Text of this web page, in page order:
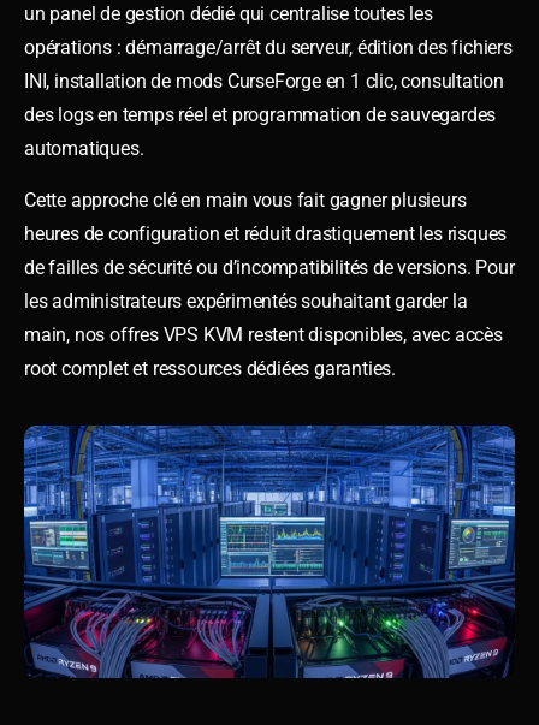
un panel de gestion dédié qui centralise toutes les
opérations : démarrage/arrêt du serveur, édition des fichiers
INI, installation de mods CurseForge en 1 clic, consultation
des logs en temps réel et programmation de sauvegardes
automatiques.
Cette approche clé en main vous fait gagner plusieurs
heures de configuration et réduit drastiquement les risques
de failles de sécurité ou d’incompatibilités de versions. Pour
les administrateurs expérimentés souhaitant garder la
main, nos offres VPS KVM restent disponibles, avec accès
root complet et ressources dédiées garanties.